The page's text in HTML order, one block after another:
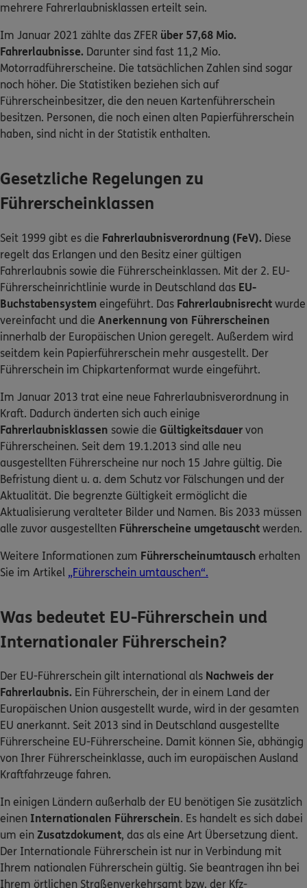
mehrere Fahrerlaubnisklassen erteilt sein.
Im Januar 2021 zählte das ZFER über 57,68 Mio.
Fahrerlaubnisse. Darunter sind fast 11,2 Mio.
Motorradführerscheine. Die tatsächlichen Zahlen sind sogar
noch höher. Die Statistiken beziehen sich auf
Führerscheinbesitzer, die den neuen Kartenführerschein
besitzen. Personen, die noch einen alten Papierführerschein
haben, sind nicht in der Statistik enthalten.
Gesetzliche Regelungen zu
Führerscheinklassen
Seit 1999 gibt es die Fahrerlaubnisverordnung (FeV). Diese
regelt das Erlangen und den Besitz einer gültigen
Fahrerlaubnis sowie die Führerscheinklassen. Mit der 2. EU-
Führerscheinrichtlinie wurde in Deutschland das EU-
Buchstabensystem eingeführt. Das Fahrerlaubnisrecht wurde
vereinfacht und die Anerkennung von Führerscheinen
innerhalb der Europäischen Union geregelt. Außerdem wird
seitdem kein Papierführerschein mehr ausgestellt. Der
Führerschein im Chipkartenformat wurde eingeführt.
Im Januar 2013 trat eine neue Fahrerlaubnisverordnung in
Kraft. Dadurch änderten sich auch einige
Fahrerlaubnisklassen sowie die Gültigkeitsdauer von
Führerscheinen. Seit dem 19.1.2013 sind alle neu
ausgestellten Führerscheine nur noch 15 Jahre gültig. Die
Befristung dient u. a. dem Schutz vor Fälschungen und der
Aktualität. Die begrenzte Gültigkeit ermöglicht die
Aktualisierung veralteter Bilder und Namen. Bis 2033 müssen
alle zuvor ausgestellten Führerscheine umgetauscht werden.
Weitere Informationen zum Führerscheinumtausch erhalten
Sie im Artikel „Führerschein umtauschen“.
Was bedeutet EU-Führerschein und
Internationaler Führerschein?
Der EU-Führerschein gilt international als Nachweis der
Fahrerlaubnis. Ein Führerschein, der in einem Land der
Europäischen Union ausgestellt wurde, wird in der gesamten
EU anerkannt. Seit 2013 sind in Deutschland ausgestellte
Führerscheine EU-Führerscheine. Damit können Sie, abhängig
von Ihrer Führerscheinklasse, auch im europäischen Ausland
Kraftfahrzeuge fahren.
In einigen Ländern außerhalb der EU benötigen Sie zusätzlich
einen Internationalen Führerschein. Es handelt es sich dabei
um ein Zusatzdokument, das als eine Art Übersetzung dient.
Der Internationale Führerschein ist nur in Verbindung mit
Ihrem nationalen Führerschein gültig. Sie beantragen ihn bei
Ihrem örtlichen Straßenverkehrsamt bzw. der Kfz-